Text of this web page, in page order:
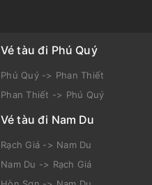
Vé tàu đi Phú Quý
Phú Quý -> Phan Thiết
Phan Thiết -> Phú Quý
Vé tàu đi Nam Du
Rạch Giá -> Nam Du
Nam Du -> Rạch Giá